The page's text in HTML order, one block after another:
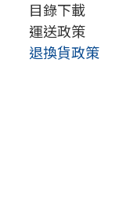
目錄下載
運送政策
退換貨政策